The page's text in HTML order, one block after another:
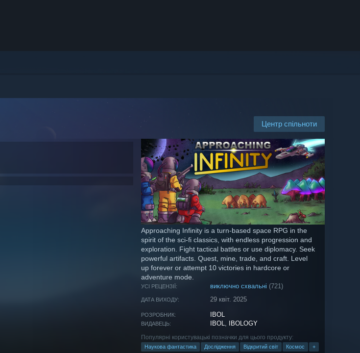
Центр спільноти
Approaching Infinity is a turn-based space RPG in the
spirit of the sci-fi classics, with endless progression and
exploration. Fight tactical battles or use diplomacy. Seek
powerful artifacts. Quest, mine, trade, and craft. Level
up forever or attempt 10 victories in hardcore or
adventure mode.
УСІ РЕЦЕНЗІЇ: виключно схвальні (721)
ДАТА ВИХОДУ: 29 квіт. 2025
РОЗРОБНИК: IBOL
ВИДАВЕЦЬ: IBOL, IBOLOGY
Популярні користувацькі позначки для цього продукту:
Наукова фантастика Дослідження Відкритий світ Космос +